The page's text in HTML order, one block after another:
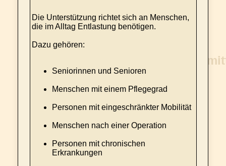
Die Unterstützung richtet sich an Menschen,
die im Alltag Entlastung benötigen.
Dazu gehören:
Seniorinnen und Senioren
Menschen mit einem Pflegegrad
Personen mit eingeschränkter Mobilität
Menschen nach einer Operation
Personen mit chronischen
Erkrankungen